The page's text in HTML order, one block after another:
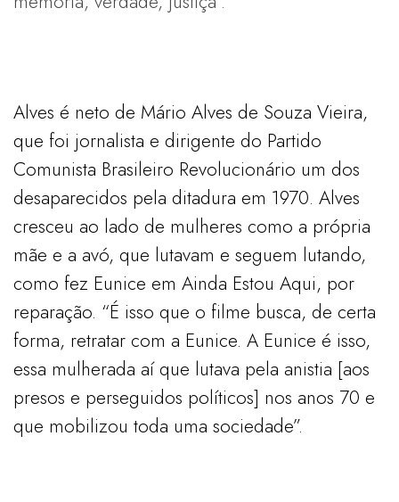
Alves é neto de Mário Alves de Souza Vieira,
que foi jornalista e dirigente do Partido
Comunista Brasileiro Revolucionário um dos
desaparecidos pela ditadura em 1970. Alves
cresceu ao lado de mulheres como a própria
mãe e a avó, que lutavam e seguem lutando,
como fez Eunice em Ainda Estou Aqui, por
reparação. “É isso que o filme busca, de certa
forma, retratar com a Eunice. A Eunice é isso,
essa mulherada aí que lutava pela anistia [aos
presos e perseguidos políticos] nos anos 70 e
que mobilizou toda uma sociedade”.